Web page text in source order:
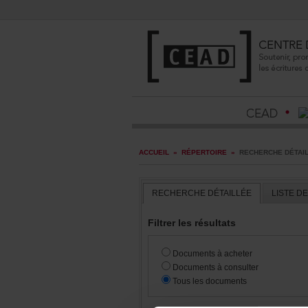
ACCUEIL » RÉPERTOIRE »
RECHERCHEDÉTAILLÉE
Filtrerlesrésultats
Documentsàacheter
Documentsàconsulter
Touslesdocuments